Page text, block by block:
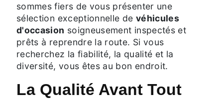
sommes fiers de vous présenter une
sélection exceptionnelle de véhicules
d'occasion soigneusement inspectés et
prêts à reprendre la route. Si vous
recherchez la fiabilité, la qualité et la
diversité, vous êtes au bon endroit.
La Qualité Avant Tout